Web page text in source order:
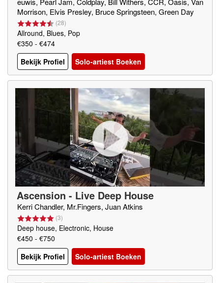
Morrison, Elvis Presley, Bruce Springsteen, Green Day
(28)
Allround, Blues, Pop
€350 - €474
Bekijk Profiel
Solo-artiest Boeken
Ascension - Live Deep House
Kerri Chandler, Mr.Fingers, Juan Atkins
(3)
Deep house, Electronic, House
€450 - €750
Bekijk Profiel
Solo-artiest Boeken